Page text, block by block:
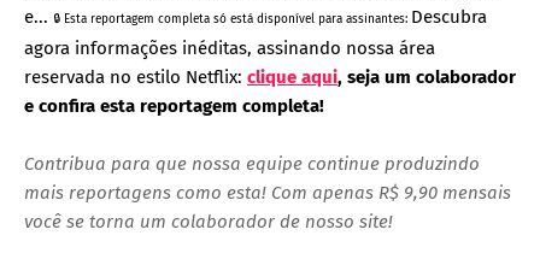
e... 🔒 Esta reportagem completa só está disponível para assinantes: Descubra
agora informações inéditas, assinando nossa área
reservada no estilo Netflix: clique aqui, seja um colaborador
e confira esta reportagem completa!
Contribua para que nossa equipe continue produzindo
mais reportagens como esta! Com apenas R$ 9,90 mensais
você se torna um colaborador de nosso site!